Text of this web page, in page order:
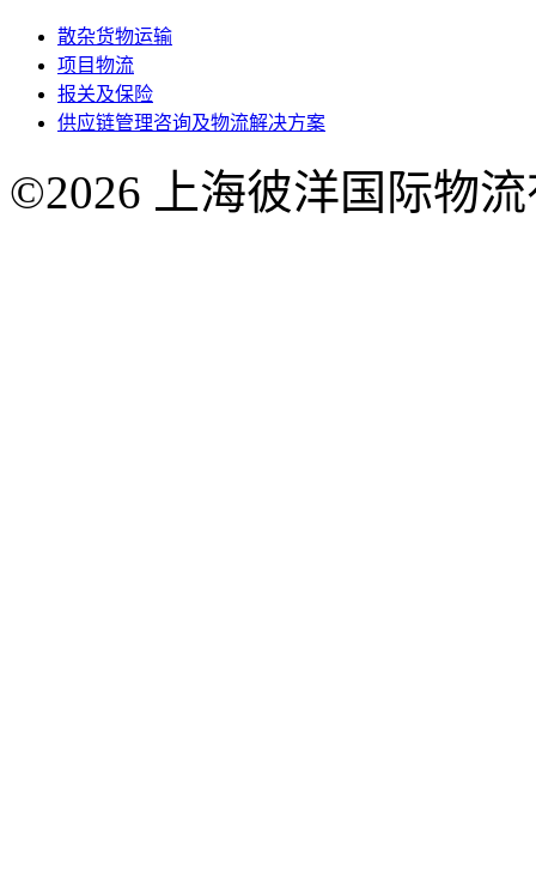
散杂货物运输
项目物流
报关及保险
供应链管理咨询及物流解决方案
©2026 上海彼洋国际物